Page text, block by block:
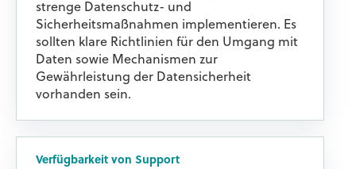
strenge Datenschutz- und
Sicherheitsmaßnahmen implementieren. Es
sollten klare Richtlinien für den Umgang mit
Daten sowie Mechanismen zur
Gewährleistung der Datensicherheit
vorhanden sein.
Verfügbarkeit von Support